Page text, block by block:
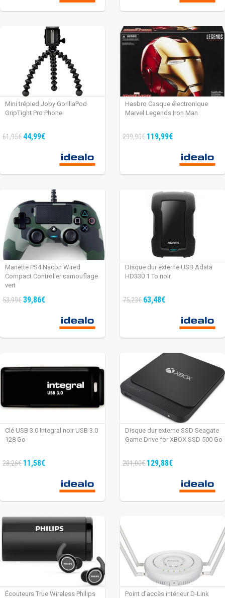
Mini trépied Joby GorillaPod
GripTight Pro Phone
61,95€ 44,99€
Hasbro Casque électronique
Marvel Legends Iron Man
299,90€ 119,99€
Manette PS4 Nacon Wired
Compact Controller camouflage
vert
53,99€39,86€
Disque dur externe USB Adata
HD330 1 To noir
75,23€ 63,48€
Clé USB 3.0 Integral noir USB 3.0
128 Go
28,26€ 11,58€
Disque dur externe SSD Seagate
Game Drive for XBOX SSD 500 Go
201,00€ 129,88€
Écouteurs True Wireless Philips
Point d’accès intérieur D-Link